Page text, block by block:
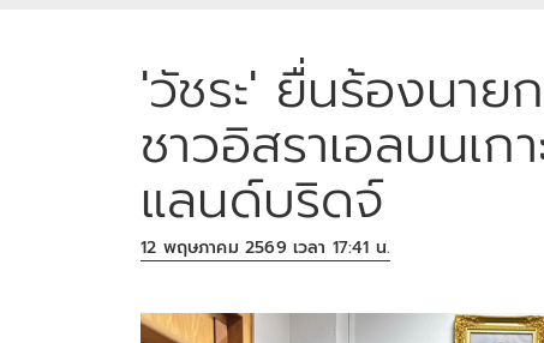
'วัชระ' ยื่นร้องนาย
ชาวอิสราเอลบนเ
แลนด์บริดจ์
12 พฤษภาคม 2569 เวลา 17:41 น.